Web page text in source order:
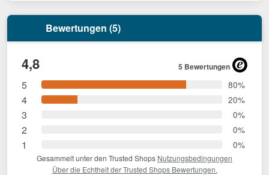
Bewertungen (5)
4,8 5 Bewertungen
5 80%
4 20%
3 0%
2 0%
1 0%
Gesammelt unter den Trusted Shops Nutzungsbedingungen
Über die Echtheit der Trusted Shops Bewertungen.